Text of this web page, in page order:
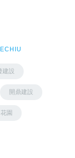
建設
開鼎建設
園